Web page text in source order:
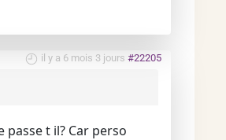
il y a 6 mois 3 jours #22205
passe t il? Car perso